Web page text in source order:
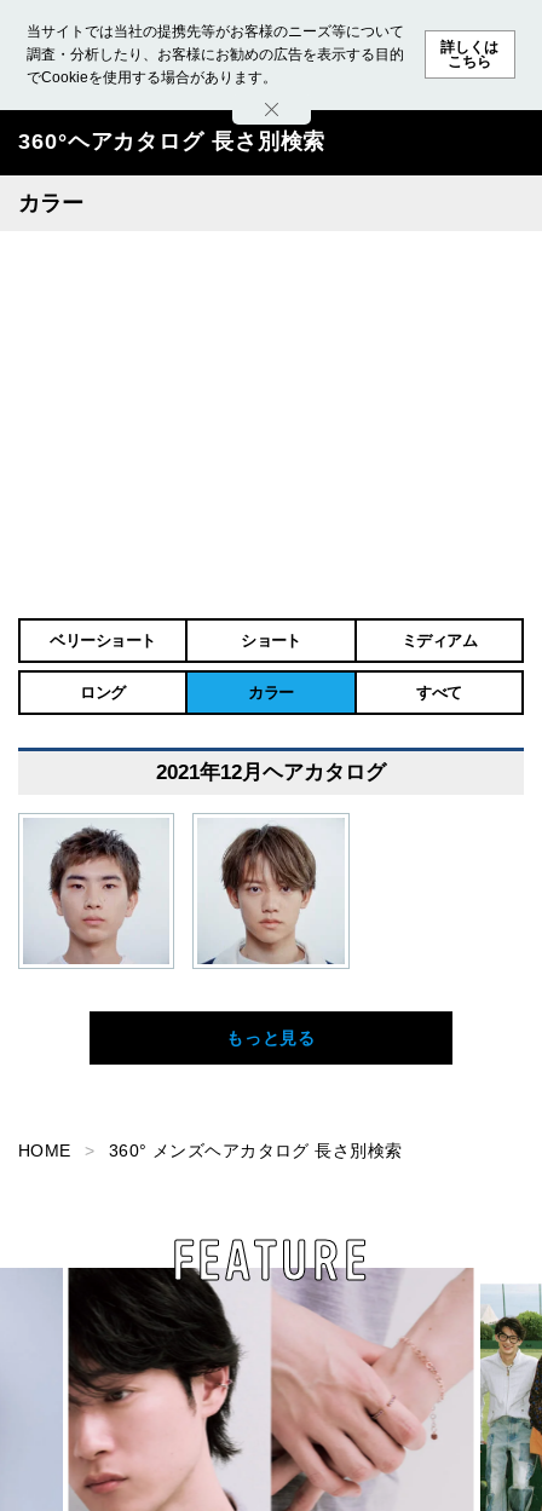
当サイトでは当社の提携先等がお客様のニーズ等について
調査・分析したり、お客様にお勧めの広告を表示する目的
でCookieを使用する場合があります。
詳しくは
こちら
ホーム モデル募集 ランキング ファッション ビューテ
360°ヘアカタログ 長さ別検索
カラー
ベリーショート ショート ミディアム
ロング カラー すべて
2021年12月ヘアカタログ
もっと見る
HOME 360° メンズヘアカタログ 長さ別検索
FEATURE